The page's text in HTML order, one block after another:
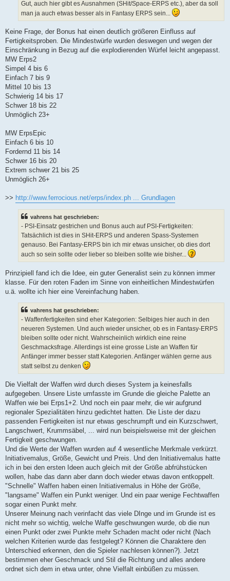
Gut, auch hier gibt es Ausnahmen (SHit/Space-ERPS etc.), aber da soll
man ja auch etwas besser als in Fantasy ERPS sein...
Keine Frage, der Bonus hat einen deutlich größeren Einfluss auf
Fertigkeitsproben. Die Mindestwürfe wurden deswegen und wegen der
Einschränkung in Bezug auf die explodierenden Würfel leicht angepasst.
MW Erps2
Simpel 4 bis 6
Einfach 7 bis 9
Mittel 10 bis 13
Schwierig 14 bis 17
Schwer 18 bis 22
Unmöglich 23+
MW ErpsEpic
Einfach 6 bis 10
Fordernd 11 bis 14
Schwer 16 bis 20
Extrem schwer 21 bis 25
Unmöglich 26+
>> http://www.ferrocious.net/erps/index.ph ... Grundlagen
vahrens hat geschrieben:
- PSI-Einsatz gestrichen und Bonus auch auf PSI-Fertigkeiten:
Tatsächlich ist dies in SHit-ERPS und anderen Spass-Systemen
genauso. Bei Fantasy-ERPS bin ich mir etwas unsicher, ob dies dort
auch so sein sollte oder lieber so bleiben sollte wie bisher...
Prinzipiell fand ich die Idee, ein guter Generalist sein zu können immer
klasse. Für den roten Faden im Sinne von einheitlichen Mindestwürfen
u.ä. wollte ich hier eine Vereinfachung haben.
vahrens hat geschrieben:
- Waffenfertigkeiten sind eher Kategorien: Selbiges hier auch in den
neueren Systemen. Und auch wieder unsicher, ob es in Fantasy-ERPS
bleiben sollte oder nicht. Wahrscheinlich wirklich eine reine
Geschmacksfrage. Allerdings ist eine grosse Liste an Waffen für
Anfänger immer besser statt Kategorien. Anfänger wählen gerne aus
statt selbst zu denken
Die Vielfalt der Waffen wird durch dieses System ja keinesfalls
aufgegeben. Unsere Liste umfasste im Grunde die gleiche Palette an
Waffen wie bei Erps1+2. Und noch ein paar mehr, die wir aufgrund
regionaler Spezialitäten hinzu gedichtet hatten. Die Liste der dazu
passenden Fertigkeiten ist nur etwas geschrumpft und ein Kurzschwert,
Langschwert, Krummsäbel, ... wird nun beispielsweise mit der gleichen
Fertigkeit geschwungen.
Und die Werte der Waffen wurden auf 4 wesentliche Merkmale verkürzt.
Initiativemalus, Größe, Gewicht und Preis. Und den Initiativemalus hatte
ich in bei den ersten Ideen auch gleich mit der Größe abfrühstücken
wollen, habe das dann aber dann doch wieder etwas davon entkoppelt.
"Schnelle" Waffen haben einen Initiativemalus in Höhe der Größe,
"langsame" Waffen ein Punkt weniger. Und ein paar wenige Fechtwaffen
sogar einen Punkt mehr.
Unserer Meinung nach verinfacht das viele DInge und im Grunde ist es
nicht mehr so wichtig, welche Waffe geschwungen wurde, ob die nun
einen Punkt oder zwei Punkte mehr Schaden macht oder nicht (Nach
welchen Kriterien wurde das festgelegt? Können die Charaktere den
Unterschied erkennen, den die Spieler nachlesen können?). Jetzt
bestimmen eher Geschmack und Stil die Richtung und alles andere
ordnet sich dem in etwa unter, ohne Vielfalt einbüßen zu müssen.